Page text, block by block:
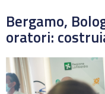
Bergamo,
oratori: